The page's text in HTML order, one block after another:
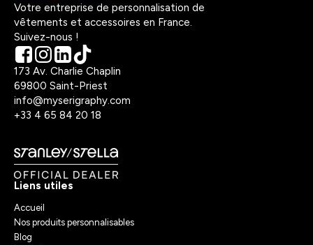
Votre entreprise de personnalisation de
vêtements et accessoires en France.
Suivez-nous !
173 Av. Charlie Chaplin
69800 Saint-Priest
info@myserigraphy.com
+33 4 65 84 20 18
Liens utiles
Accueil
Nos produits personnalisables
Blog